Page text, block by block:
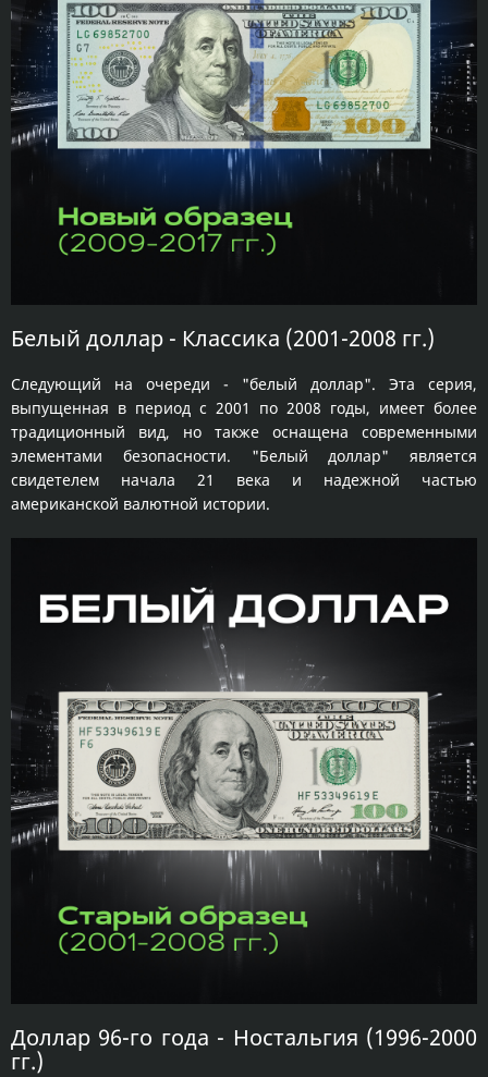
Белый доллар - Классика (2001-2008 гг.)
Следующий на очереди - "белый доллар". Эта серия,
выпущенная в период с 2001 по 2008 годы, имеет более
традиционный вид, но также оснащена современными
элементами безопасности. "Белый доллар" является
свидетелем начала 21 века и надежной частью
американской валютной истории.
Доллар 96-го года - Ностальгия (1996-2000
гг.)